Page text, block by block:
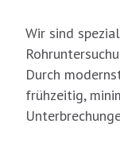
Wir sind
Durch
frühzeitig,